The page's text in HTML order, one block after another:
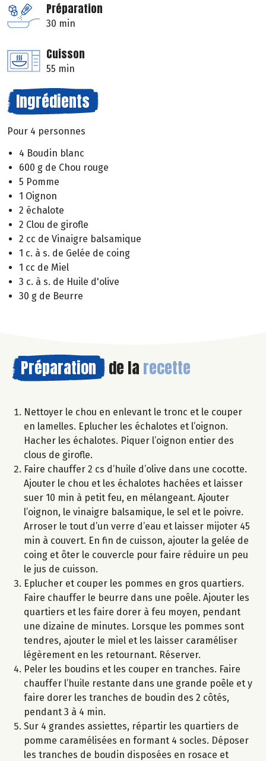
Préparation
30 min
Cuisson
55 min
Ingrédients
Pour 4 personnes
4 Boudin blanc
600 g de Chou rouge
5 Pomme
1 Oignon
2 échalote
2 Clou de girofle
2 cc de Vinaigre balsamique
1 c. à s. de Gelée de coing
1 cc de Miel
3 c. à s. de Huile d'olive
30 g de Beurre
Préparation de la recette
Nettoyer le chou en enlevant le tronc et le couper
en lamelles. Eplucher les échalotes et l’oignon.
Hacher les échalotes. Piquer l’oignon entier des
clous de girofle.
Faire chauffer 2 cs d’huile d’olive dans une cocotte.
Ajouter le chou et les échalotes hachées et laisser
suer 10 min à petit feu, en mélangeant. Ajouter
l’oignon, le vinaigre balsamique, le sel et le poivre.
Arroser le tout d’un verre d’eau et laisser mijoter 45
min à couvert. En fin de cuisson, ajouter la gelée de
coing et ôter le couvercle pour faire réduire un peu
le jus de cuisson.
Eplucher et couper les pommes en gros quartiers.
Faire chauffer le beurre dans une poêle. Ajouter les
quartiers et les faire dorer à feu moyen, pendant
une dizaine de minutes. Lorsque les pommes sont
tendres, ajouter le miel et les laisser caraméliser
légèrement en les retournant. Réserver.
Peler les boudins et les couper en tranches. Faire
chauffer l’huile restante dans une grande poêle et y
faire dorer les tranches de boudin des 2 côtés,
pendant 3 à 4 min.
Sur 4 grandes assiettes, répartir les quartiers de
pomme caramélisées en formant 4 socles. Déposer
les tranches de boudin disposées en rosace et